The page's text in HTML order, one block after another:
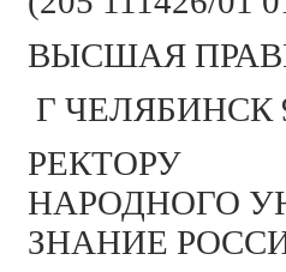
ВЫСШАЯ
Г ЧЕЛЯБИНСК
РЕКТОРУ
НАРОДНОГО
ЗНАНИЕ